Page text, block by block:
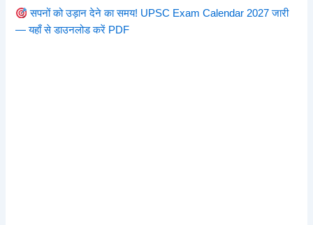
सपनों को उड़ान देने का समय! UPSC Exam Calendar 2027 जारी
— यहाँ से डाउनलोड करें PDF